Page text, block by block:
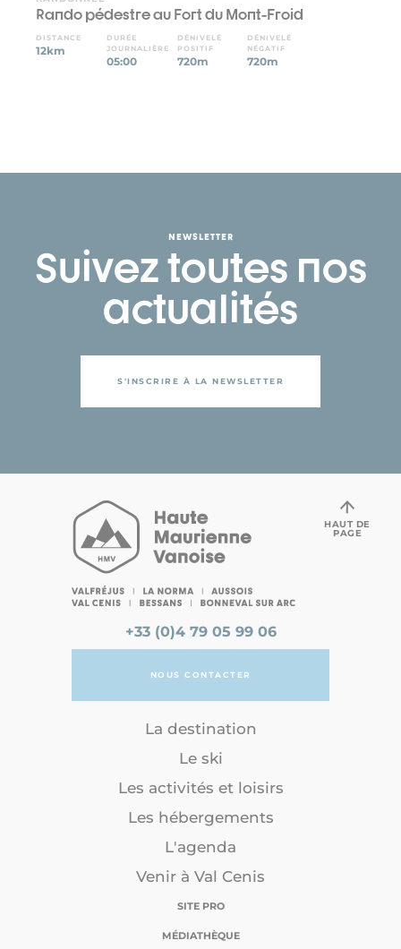
Rando pédestre au Fort du Mont-Froid
DISTANCE
12km
DURÉE
JOURNALIÈRE
05:00
DÉNIVELÉ
POSITIF
720m
DÉNIVELÉ
NÉGATIF
720m
NEWSLETTER
Suivez toutes nos
actualités
S'INSCRIRE À LA NEWSLETTER
+33 (0)4 79 05 99 06
NOUS CONTACTER
La destination
Le ski
Les activités et loisirs
Les hébergements
L'agenda
Venir à Val Cenis
SITE PRO
MÉDIATHÈQUE
HAUT DE
PAGE